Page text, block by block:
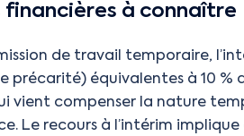
financières à connaître
de travail temporaire,
précarité) équivalentes à 10
vient compenser la nature
Le recours à l’intérim